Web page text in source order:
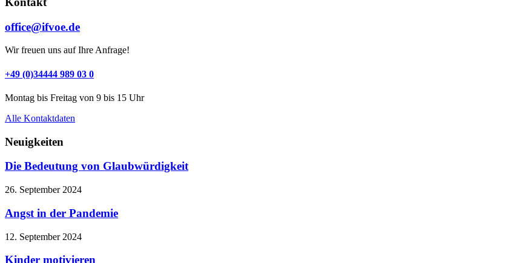
office@ifvoe.de
Wir freuen uns auf Ihre Anfrage!
+49 (0)34444 989 03 0
Montag bis Freitag von 9 bis 15 Uhr
Alle Kontaktdaten
Neuigkeiten
Die Bedeutung von Glaubwürdigkeit
26. September 2024
Angst in der Pandemie
12. September 2024
Kinder motivieren